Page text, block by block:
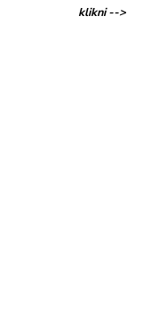
klikni -->